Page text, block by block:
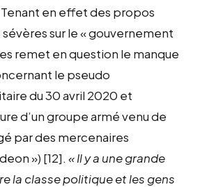
Tenant en effet des propos
sur le « gouvernement
remet en question le manque
le pseudo
du 30 avril 2020 et
d’un groupe armé venu de
par des mercenaires
») [12]. « Il y a une grande
la classe politique et les gens